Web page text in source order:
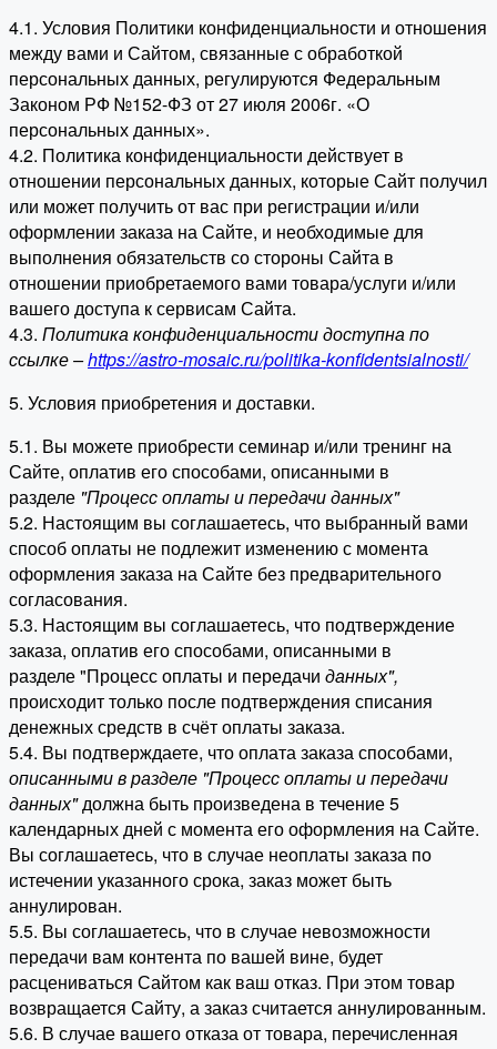
4.1. Условия Политики конфиденциальности и отношения
между вами и Сайтом, связанные с обработкой
персональных данных, регулируются Федеральным
Законом РФ №152-ФЗ от 27 июля 2006г. «О
персональных данных».
4.2. Политика конфиденциальности действует в
отношении персональных данных, которые Сайт получил
или может получить от вас при регистрации и/или
оформлении заказа на Сайте, и необходимые для
выполнения обязательств со стороны Сайта в
отношении приобретаемого вами товара/услуги и/или
вашего доступа к сервисам Сайта.
4.3. Политика конфиденциальности доступна по
ссылке –https://astro-mosaic.ru/politika-konfidentsialnosti/
5. Условия приобретения и доставки.
5.1. Вы можете приобрести семинар и/или тренинг на
Сайте, оплатив его способами, описанными в
разделе "Процесс оплаты и передачи данных"
5.2. Настоящим вы соглашаетесь, что выбранный вами
способ оплаты не подлежит изменению с момента
оформления заказа на Сайте без предварительного
согласования.
5.3. Настоящим вы соглашаетесь, что подтверждение
заказа, оплатив его способами, описанными в
разделе "Процесс оплаты и передачи данных",
происходит только после подтверждения списания
денежных средств в счёт оплаты заказа.
5.4. Вы подтверждаете, что оплата заказа способами,
описанными в разделе "Процесс оплаты и передачи
данных"должна быть произведена в течение 5
календарных дней с момента его оформления на Сайте.
Вы соглашаетесь, что в случае неоплаты заказа по
истечении указанного срока, заказ может быть
аннулирован.
5.5. Вы соглашаетесь, что в случае невозможности
передачи вам контента по вашей вине, будет
расцениваться Сайтом как ваш отказ. При этом товар
возвращается Сайту, а заказ считается аннулированным.
5.6. В случае вашего отказа от товара, перечисленная